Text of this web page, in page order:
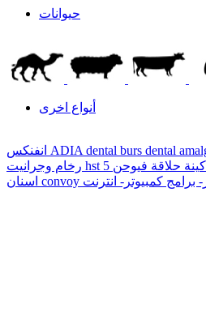
حيوانات
أنواع اخرى
ADIA dental burs dental
hst
convoy برامج كمبيوتر- انترنت